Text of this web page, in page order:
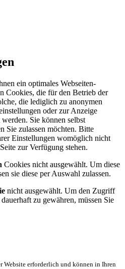
ein optimales Webseiten-
Cookies, die für den Betrieb der
die lediglich zu anonymen
oder zur Anzeige
Sie können selbst
Sie zulassen möchten. Bitte
Einstellungen womöglich nicht
zur Verfügung stehen.
Cookies nicht ausgewählt. Um diese
sie diese per Auswahl zulassen.
nicht ausgewählt. Um den Zugriff
zu gewähren, müssen Sie
Website erforderlich und können in Ihren